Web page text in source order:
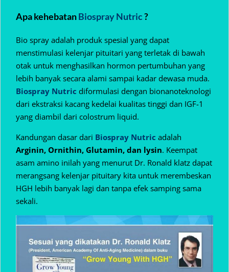
Apa kehebatanBiospray Nutric?
Bio spray adalah produk spesial yang dapat
menstimulasi kelenjar pituitari yang terletak di bawah
otak untuk menghasilkan hormon pertumbuhan yang
lebih banyak secara alami sampai kadar dewasa muda.
Biospray Nutric diformulasi dengan bionanoteknologi
dari ekstraksi kacang kedelai kualitas tinggi dan IGF-1
yang diambil dari colostrum liquid.
Kandungan dasar dari Biospray Nutric adalah
Arginin, Ornithin, Glutamin, dan lysin. Keempat
asam amino inilah yang menurut Dr. Ronald klatz dapat
merangsang kelenjar pituitary kita untuk merembeskan
HGH lebih banyak lagi dan tanpa efek samping sama
sekali.